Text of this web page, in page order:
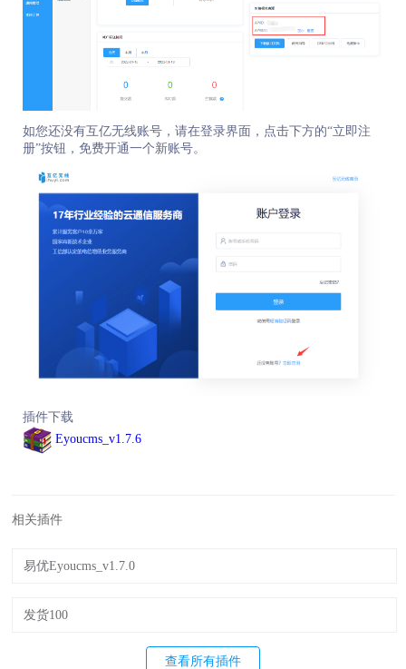
如您还没有互亿无线账号，请在登录界面，点击下方的“立即注
册”按钮，免费开通一个新账号。
插件下载
Eyoucms_v1.7.6
相关插件
易优Eyoucms_v1.7.0
发货100
查看所有插件